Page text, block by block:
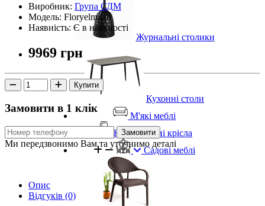
Журнальні столики
Кухонні столи
М'які меблі
Комп'ютерні крісла
Садові меблі
Виробник: Група СДМ
Модель: Floryelmilan
Наявність: Є в наявності
9969 грн
Купити
Замовити в 1 клік
Замовити
Ми передзвонимо Вам та уточнимо деталі
Опис
Відгуків (0)